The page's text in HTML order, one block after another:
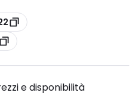
e disponibilità